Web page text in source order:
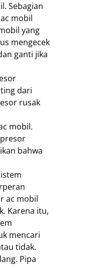
Sebagian
mobil
yang
mengecek
ganti jika
dari
rusak
mobil.
bahwa
ac mobil
Karena itu,
mencari
tidak.
Pipa